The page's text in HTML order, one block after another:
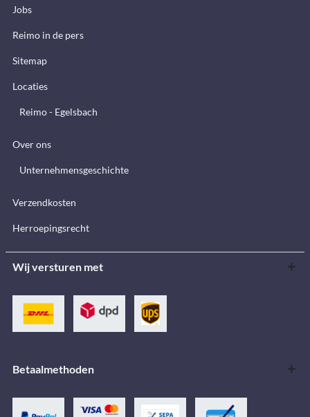
Jobs
Reimo in de pers
Sitemap
Locaties
Reimo - Egelsbach
Over ons
Unternehmensgeschichte
Verzendkosten
Herroepingsrecht
Wij versturen met
Betaalmethoden